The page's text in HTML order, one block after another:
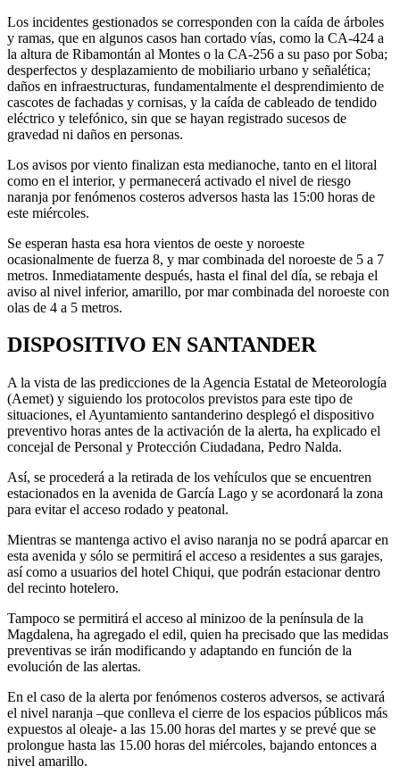
Los incidentes gestionados se corresponden con la caída de árboles
y ramas, que en algunos casos han cortado vías, como la CA-424 a
la altura de Ribamontán al Montes o la CA-256 a su paso por Soba;
desperfectos y desplazamiento de mobiliario urbano y señalética;
daños en infraestructuras, fundamentalmente el desprendimiento de
cascotes de fachadas y cornisas, y la caída de cableado de tendido
eléctrico y telefónico, sin que se hayan registrado sucesos de
gravedad ni daños en personas.
Los avisos por viento finalizan esta medianoche, tanto en el litoral
como en el interior, y permanecerá activado el nivel de riesgo
naranja por fenómenos costeros adversos hasta las 15:00 horas de
este miércoles.
Se esperan hasta esa hora vientos de oeste y noroeste
ocasionalmente de fuerza 8, y mar combinada del noroeste de 5 a 7
metros. Inmediatamente después, hasta el final del día, se rebaja el
aviso al nivel inferior, amarillo, por mar combinada del noroeste con
olas de 4 a 5 metros.
DISPOSITIVO EN SANTANDER
A la vista de las predicciones de la Agencia Estatal de Meteorología
(Aemet) y siguiendo los protocolos previstos para este tipo de
situaciones, el Ayuntamiento santanderino desplegó el dispositivo
preventivo horas antes de la activación de la alerta, ha explicado el
concejal de Personal y Protección Ciudadana, Pedro Nalda.
Así, se procederá a la retirada de los vehículos que se encuentren
estacionados en la avenida de García Lago y se acordonará la zona
para evitar el acceso rodado y peatonal.
Mientras se mantenga activo el aviso naranja no se podrá aparcar en
esta avenida y sólo se permitirá el acceso a residentes a sus garajes,
así como a usuarios del hotel Chiqui, que podrán estacionar dentro
del recinto hotelero.
Tampoco se permitirá el acceso al minizoo de la península de la
Magdalena, ha agregado el edil, quien ha precisado que las medidas
preventivas se irán modificando y adaptando en función de la
evolución de las alertas.
En el caso de la alerta por fenómenos costeros adversos, se activará
el nivel naranja –que conlleva el cierre de los espacios públicos más
expuestos al oleaje- a las 15.00 horas del martes y se prevé que se
prolongue hasta las 15.00 horas del miércoles, bajando entonces a
nivel amarillo.